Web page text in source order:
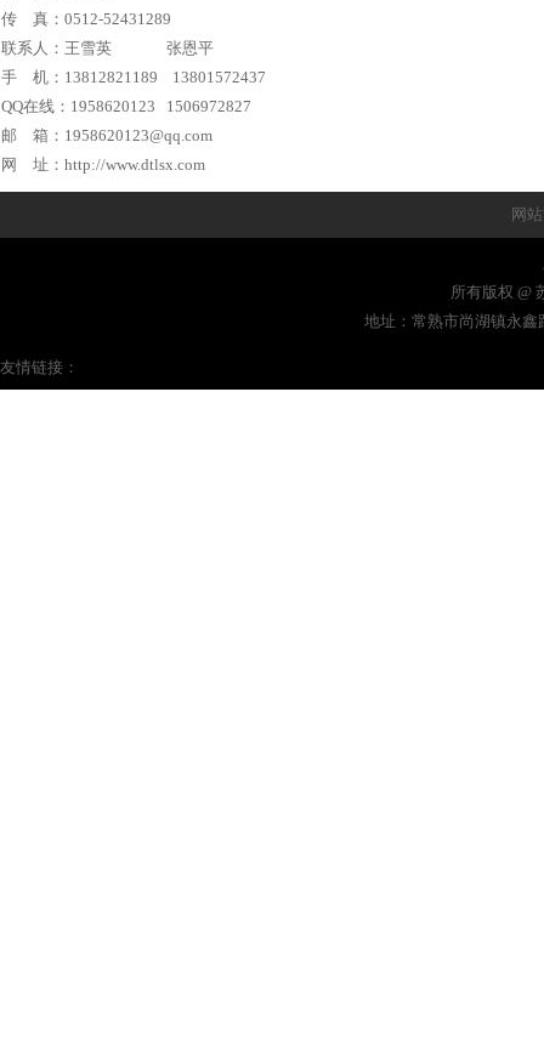
传 真：0512-52431289
联系人：王雪英 张恩平
手 机：13812821189 13801572437
QQ在线：1958620123 1506972827
邮 箱：1958620123@qq.com
网 址： http://www.dtlsx.com
网
所有版权 @
地址：常熟市尚湖镇永鑫
友情链接：